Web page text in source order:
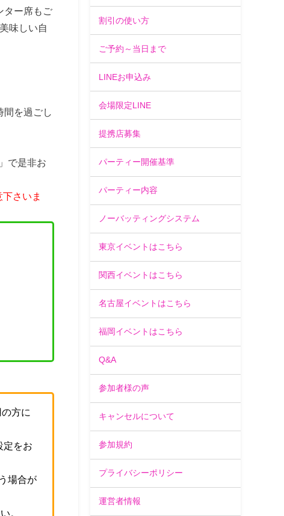
ター席もご
味しい自
を過ごし
で是非お
さいま
方に
定をお
場合が
。
割引の使い方
ご予約～当日まで
LINEお申込み
会場限定LINE
提携店募集
パーティー開催基準
パーティー内容
ノーバッティングシステム
東京イベントはこちら
関西イベントはこちら
名古屋イベントはこちら
福岡イベントはこちら
Q&A
参加者様の声
キャンセルについて
参加規約
プライバシーポリシー
運営者情報